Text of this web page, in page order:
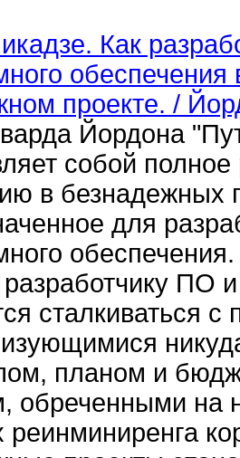
Как
обеспечения
проекте. /
Йордона
собой полное
в безнадежных
для
ПО
сталкиваться с
планом и
обреченными на
реинминиренга